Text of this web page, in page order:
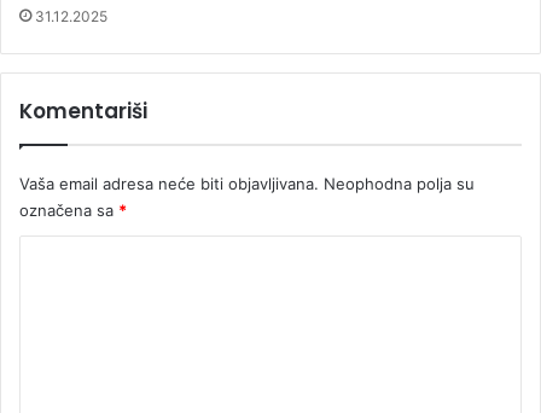
31.12.2025
Komentariši
Vaša email adresa neće biti objavljivana. Neophodna polja su
označena sa *